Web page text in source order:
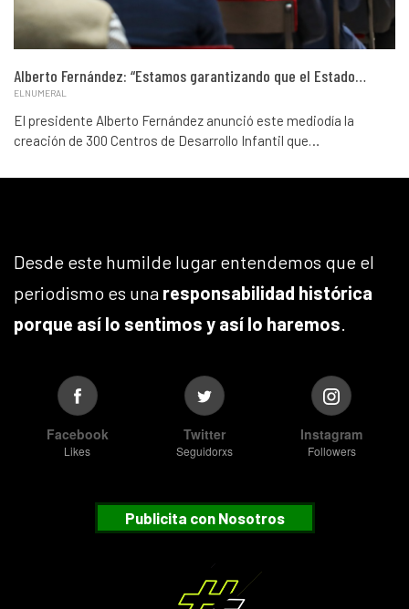
Alberto Fernández: “Estamos garantizando que el Estado…
ELNUMERAL
El presidente Alberto Fernández anunció este mediodía la
creación de 300 Centros de Desarrollo Infantil que…
Desde este humilde lugar entendemos que el
periodismo es una responsabilidad histórica
porque así lo sentimos y así lo haremos.
Facebook
Likes
Twitter
Seguidorxs
Instagram
Followers
Publicita con Nosotros